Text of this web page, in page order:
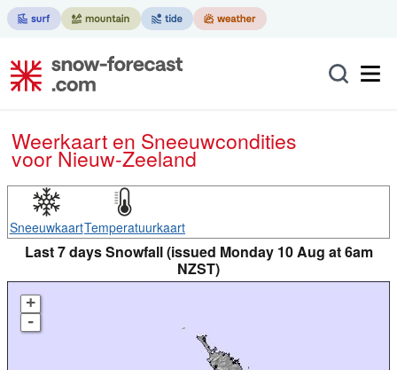
Weerkaart en Sneeuwcondities
voor Nieuw-Zeeland
SneeuwkaartTemperatuurkaart
Last 7 days Snowfall (issued Monday 10 Aug at 6am
NZST)
+
-